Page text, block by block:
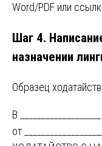
Word/PDF или
Шаг 4.
назначении
Образец
В
от